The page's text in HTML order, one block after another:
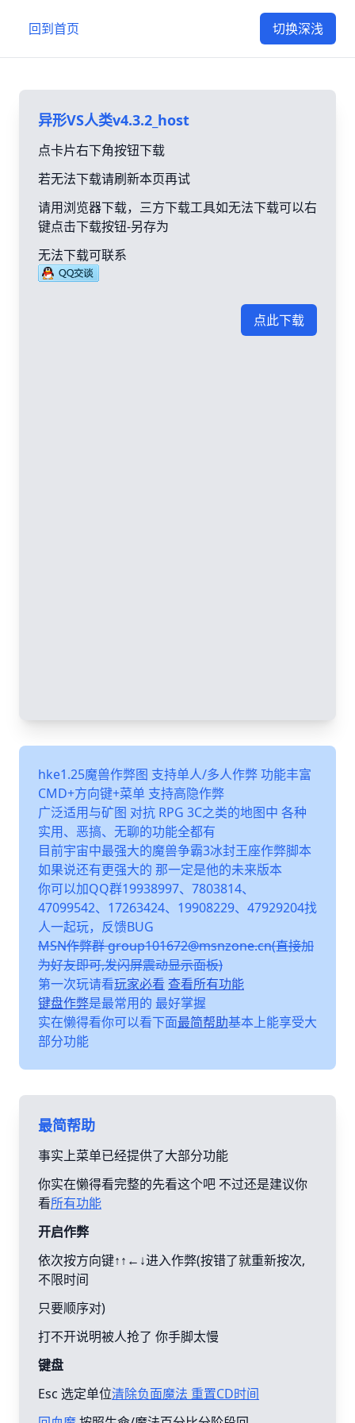
回到首页 切换深浅
异形VS人类v4.3.2_host
点卡片右下角按钮下载
若无法下载请刷新本页再试
请用浏览器下载，三方下载工具如无法下载可以右
键点击下载按钮-另存为
无法下载可联系
点此下载
hke1.25魔兽作弊图 支持单人/多人作弊 功能丰富
CMD+方向键+菜单 支持高隐作弊
广泛适用与矿图 对抗 RPG 3C之类的地图中 各种
实用、恶搞、无聊的功能全都有
目前宇宙中最强大的魔兽争霸3冰封王座作弊脚本
如果说还有更强大的 那一定是他的未来版本
你可以加QQ群19938997、7803814、
47099542、17263424、19908229、47929204找
人一起玩，反馈BUG
MSN作弊群 group101672@msnzone.cn(直接加
为好友即可,发闪屏震动显示面板)
第一次玩请看玩家必看 查看所有功能
键盘作弊是最常用的 最好掌握
实在懒得看你可以看下面最简帮助基本上能享受大
部分功能
最简帮助
事实上菜单已经提供了大部分功能
你实在懒得看完整的先看这个吧 不过还是建议你
看所有功能
开启作弊
依次按方向键↑↑←↓进入作弊(按错了就重新按次,
不限时间
只要顺序对)
打不开说明被人抢了 你手脚太慢
键盘
Esc 选定单位清除负面魔法 重置CD时间